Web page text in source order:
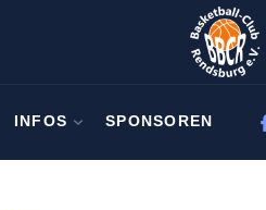
INFOS SPONSOREN